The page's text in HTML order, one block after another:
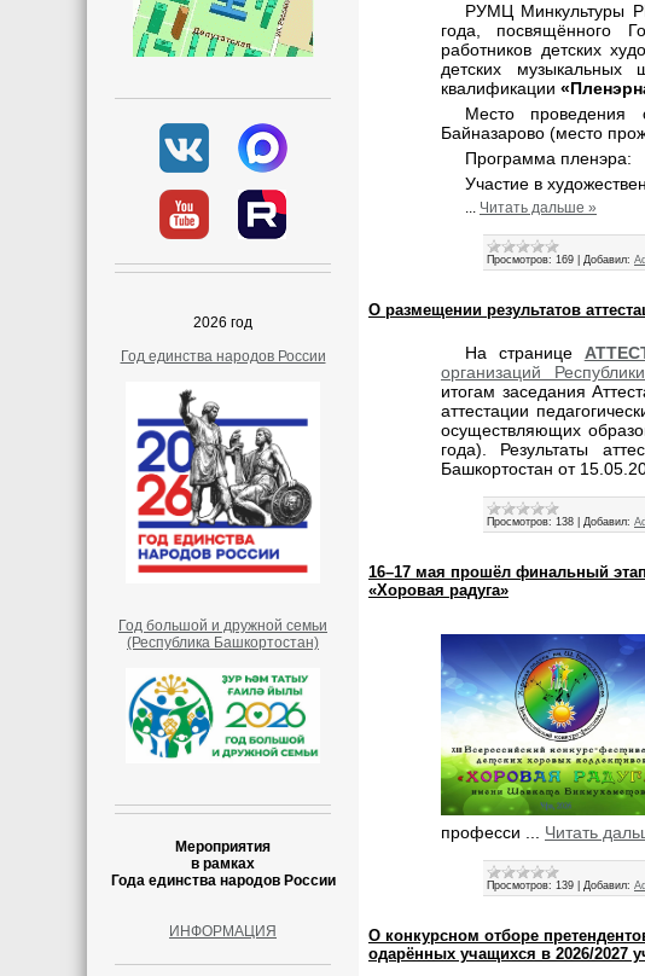
2026 год
Год единства народов России
Год большой и дружной семьи
(Республика Башкортостан)
Мероприятия
в рамках
Года единства народов России
ИНФОРМАЦИЯ
РУМЦ Минкультуры
года, посвящённого
работников детских
детских музыкальных
квалификации
Место проведения
Байназарово (место
Программа пленэра:
Участие в
... Читать дальше »
Просмотров: 169 Добавил:
О размещении результатов
На странице
организаций
итогам заседания
аттестации
осуществляющих
года). Результаты
Башкортостан от
Просмотров: 138 Добавил:
16–17 мая прошёл финальный
«Хоровая радуга»
професси
Читать
Просмотров: 139 Добавил:
О конкурсном отборе
одарённых учащихся в 2026/2027